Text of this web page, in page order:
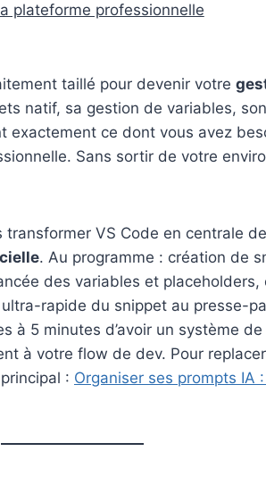
plateforme professionnelle
taillé pour devenir votre
natif, sa gestion de variables,
exactement ce dont vous avez
Sans sortir de votre
VS Code en centrale
. Au programme : création de
des variables et placeholders,
rapide du snippet au presse-
à 5 minutes d’avoir un système de
à votre flow de dev. Pour
: Organiser ses prompts IA